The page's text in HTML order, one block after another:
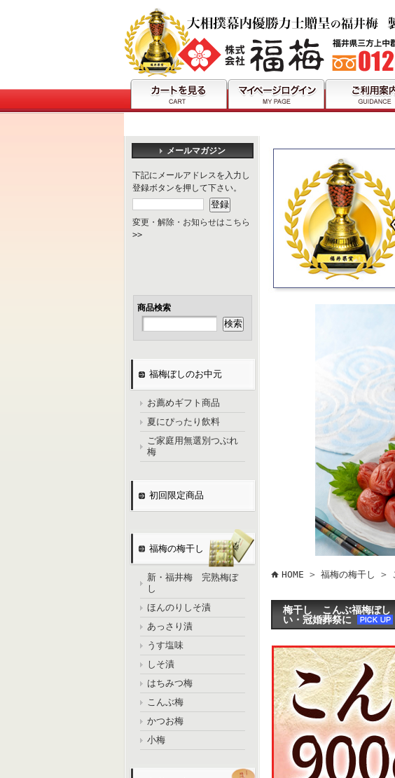
メールマガジン
下記にメールアドレスを入力し
登録ボタンを押して下さい。
変更・解除・お知らせはこちら
>>
商品検索
福梅ぼしのお中元
お薦めギフト商品
夏にぴったり飲料
ご家庭用無選別つぶれ
梅
初回限定商品
福梅の梅干し
新・福井梅 完熟梅ぼ
し
ほんのりしそ漬
あっさり漬
うす塩味
しそ漬
はちみつ梅
こんぶ梅
かつお梅
小梅
HOME > 福梅の梅干し >
梅干し こんぶ福梅ぼし
い・冠婚葬祭に